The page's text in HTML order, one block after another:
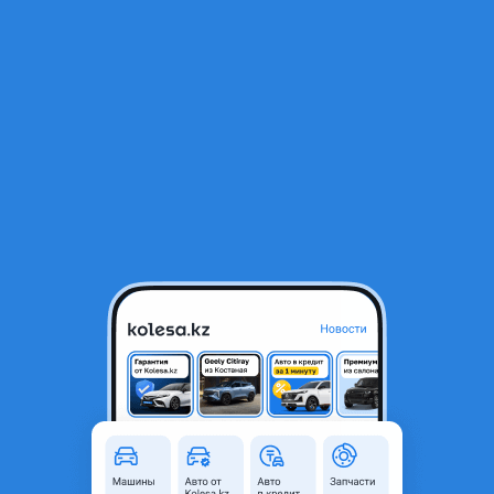
Бампер передний в сборе Kia Ceed GT 86511J7KA0 Киа Сид
Алматы, Алматинская